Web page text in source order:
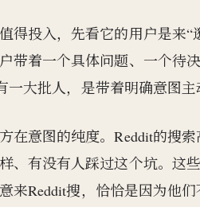
得投入，先看它的用户是来
带着一个具体问题、一个待
大批人，是带着明确意图主
在意图的纯度。Reddit的搜
、有没有人踩过这个坑。这
来Reddit搜，恰恰是因为他